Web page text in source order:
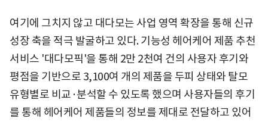
여기에 그치지 않고 대다모는 사업 영역 확장을 통해 신규
성장 축을 적극 발굴하고 있다. 기능성 헤어케어 제품 추천
서비스 '대다모픽'을 통해 2만 2천여 건의 사용자 후기와
평점을 기반으로 3,100여 개의 제품을 두피 상태와 탈모
유형별로 비교·분석할 수 있도록 했으며 사용자들의 후기
를 통해 헤어케어 제품들의 정보를 제대로 전달하고 있어